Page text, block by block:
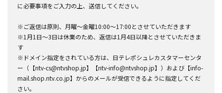
に必要事項をご入力の上、送信してください。
※ご返信は原則、月曜～金曜10:00～17:00とさせていただきます
※1月1日～3日は休業のため、返信は1月4日以降とさせていただきま
す
※ドメイン指定をされている方は、日テレポシュレカスタマーセンタ
ー（【ntv-cs@ntvshop.jp】【ntv-info@ntvshop.jp】）および【info-
mail.shop.ntv.co.jp】からのメールが受信できるように指定してくだ
さい。